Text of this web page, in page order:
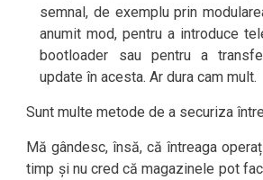
semnal, de exemplu prin
anumit mod, pentru a introduce
bootloader sau pentru a
update în acesta. Ar dura cam mult.
Sunt multe metode de a securiza
Mă gândesc, însă, că întreaga
timp și nu cred că magazinele pot